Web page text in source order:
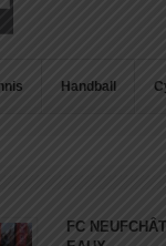
Handball
FC